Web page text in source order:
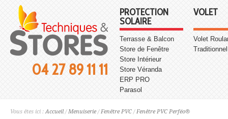
04 27 89 11 11
PROTECTION
SOLAIRE
Terrasse & Balcon
Store de Fenêtre
Store Intérieur
Store Véranda
ERP PRO
Parasol
VOLET
Volet
Traditionnel
Vous êtes ici :Accueil /Menuiserie /Fenêtre PVC /Fenêtre PVC Perféo®